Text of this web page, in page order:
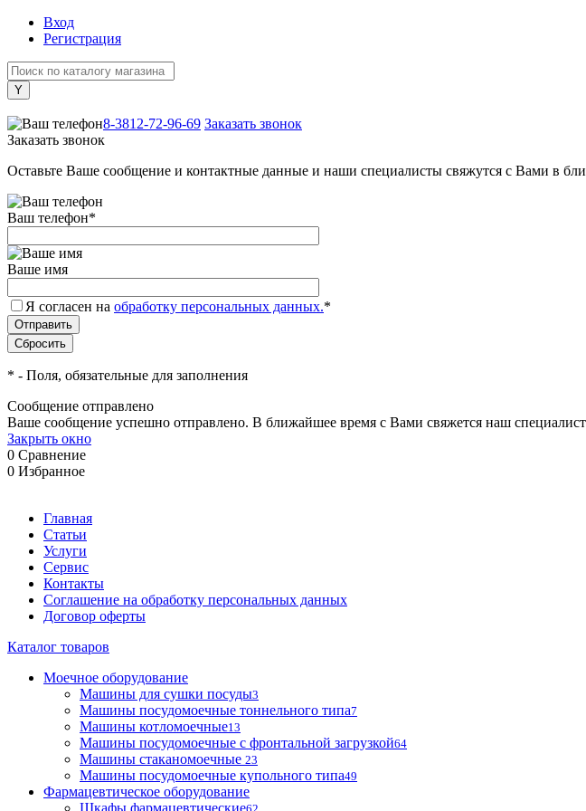
Вход
Регистрация
8-3812-72-96-69 Заказать звонок
Заказать звонок
Оставьте Ваше сообщение и контактные данные и наши специалисты свяжутся с Вами в
Ваш телефон*
Ваше имя
Я согласен на обработку персональных данных.*
* - Поля, обязательные для заполнения
Сообщение отправлено
Ваше сообщение успешно отправлено. В ближайшее время с Вами свяжется наш специалист
Закрыть окно
0 Сравнение
0 Избранное
Главная
Статьи
Услуги
Сервис
Контакты
Соглашение на обработку персональных данных
Договор оферты
Каталог товаров
Моечное оборудование
Машины для сушки посуды3
Машины посудомоечные тоннельного типа7
Машины котломоечные13
Машины посудомоечные с фронтальной загрузкой64
Машины стаканомоечные 23
Машины посудомоечные купольного типа49
Фармацевтическое оборудование
Шкафы фармацевтические